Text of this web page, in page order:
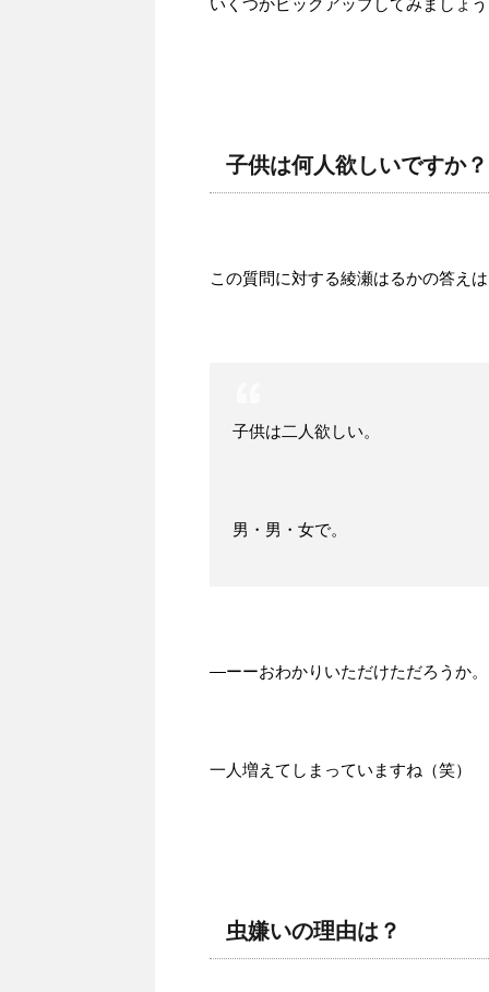
いくつかピックアップしてみましょ
子供は何人欲しいですか？
この質問に対する綾瀬はるかの答えは
子供は二人欲しい。
男・男・女で。
―ーーおわかりいただけただろうか。
一人増えてしまっていますね（笑）
虫嫌いの理由は？